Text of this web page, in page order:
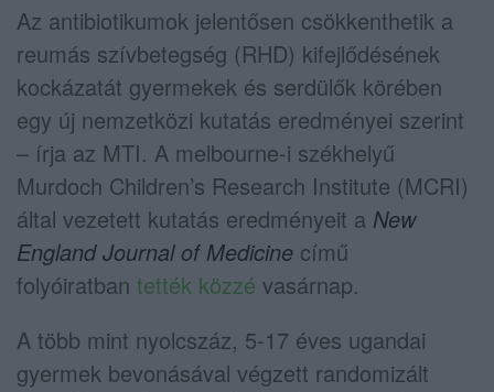
Az antibiotikumok jelentősen csökkenthetik a
reumás szívbetegség (RHD) kifejlődésének
kockázatát gyermekek és serdülők körében
egy új nemzetközi kutatás eredményei szerint
– írja az MTI. A melbourne-i székhelyű
Murdoch Children’s Research Institute (MCRI)
által vezetett kutatás eredményeit a New
England Journal of Medicine című
folyóiratban tették közzé vasárnap.
A több mint nyolcszáz, 5-17 éves ugandai
gyermek bevonásával végzett randomizált